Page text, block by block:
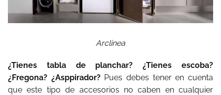
Arclinea
¿Tienes tabla de planchar? ¿Tienes escoba?
¿Fregona? ¿Asppirador?Pues debes tener en cuenta
que este tipo de accesorios no caben en cualquier